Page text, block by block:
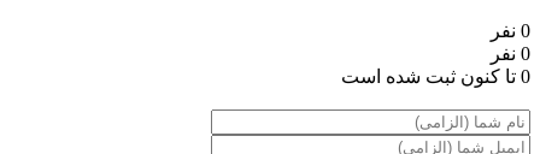
0 نفر
0 نفر
0 تا کنون ثبت شده است